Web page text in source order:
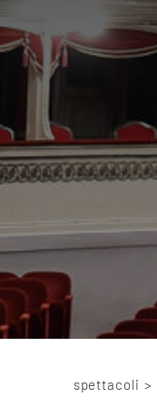
spettacoli >